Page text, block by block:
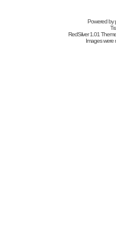
Powered by
RedSilver 1.01
Images were